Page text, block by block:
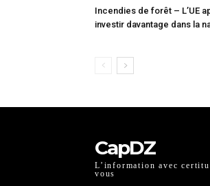
Incendies de forêt – L’UE
investir davantage dans la
CapDZ
L’information avec
vous